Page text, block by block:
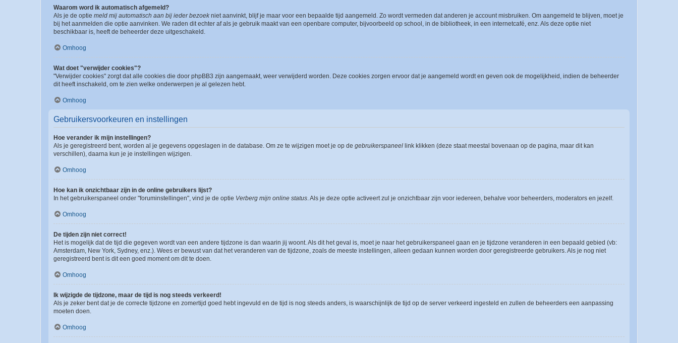
Waarom word ik automatisch afgemeld?
Als je de optie meld mij automatisch aan bij ieder bezoek niet aanvinkt, blijf je maar voor een bepaalde tijd aangemeld. Zo wordt vermeden dat anderen je account misbruiken. Om aangemeld te blijven, moet je
bij het aanmelden die optie aanvinken. We raden dit echter af als je gebruik maakt van een openbare computer, bijvoorbeeld op school, in de bibliotheek, in een internetcafé, enz. Als deze optie niet
beschikbaar is, heeft de beheerder deze uitgeschakeld.
Omhoog
Wat doet "verwijder cookies"?
"Verwijder cookies" zorgt dat alle cookies die door phpBB3 zijn aangemaakt, weer verwijderd worden. Deze cookies zorgen ervoor dat je aangemeld wordt en geven ook de mogelijkheid, indien de beheerder
dit heeft inschakeld, om te zien welke onderwerpen je al gelezen hebt.
Omhoog
Gebruikersvoorkeuren en instellingen
Hoe verander ik mijn instellingen?
Als je geregistreerd bent, worden al je gegevens opgeslagen in de database. Om ze te wijzigen moet je op de gebruikerspaneel link klikken (deze staat meestal bovenaan op de pagina, maar dit kan
verschillen), daarna kun je je instellingen wijzigen.
Omhoog
Hoe kan ik onzichtbaar zijn in de online gebruikers lijst?
In het gebruikerspaneel onder "foruminstellingen", vind je de optie Verberg mijn online status . Als je deze optie activeert zul je onzichtbaar zijn voor iedereen, behalve voor beheerders, moderators en jezelf.
Omhoog
De tijden zijn niet correct!
Het is mogelijk dat de tijd die gegeven wordt van een andere tijdzone is dan waarin jij woont. Als dit het geval is, moet je naar het gebruikerspaneel gaan en je tijdzone veranderen in een bepaald gebied (vb:
Amsterdam, New York, Sydney, enz.). Wees er bewust van dat het veranderen van de tijdzone, zoals de meeste instellingen, alleen gedaan kunnen worden door geregistreerde gebruikers. Als je nog niet
geregistreerd bent is dit een goed moment om dit te doen.
Omhoog
Ik wijzigde de tijdzone, maar de tijd is nog steeds verkeerd!
Als je zeker bent dat je de correcte tijdzone en zomertijd goed hebt ingevuld en de tijd is nog steeds anders, is waarschijnlijk de tijd op de server verkeerd ingesteld en zullen de beheerders een aanpassing
moeten doen.
Omhoog